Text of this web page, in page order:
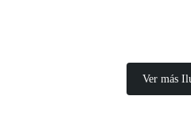
Ver más